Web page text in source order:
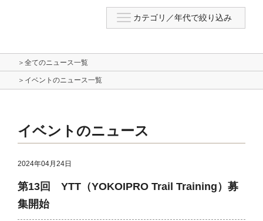
＞全てのニュース一覧
＞イベントのニュース一覧
イベントのニュース
2024年04月24日
第13回 YTT（YOKOIPRO Trail Training）募
集開始